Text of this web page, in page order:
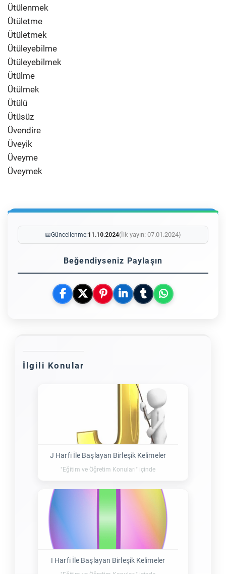
Ütülenmek
Ütületme
Ütületmek
Ütüleyebilme
Ütüleyebilmek
Ütülme
Ütülmek
Ütülü
Ütüsüz
Üvendire
Üveyik
Üveyme
Üveymek
📅Güncellenme:11.10.2024(İlk yayın: 07.01.2024)
Beğendiyseniz Paylaşın
İlgili Konular
J Harfi İle Başlayan Birleşik Kelimeler
"Eğitim ve Öğretim Konuları" içinde
I Harfi İle Başlayan Birleşik Kelimeler